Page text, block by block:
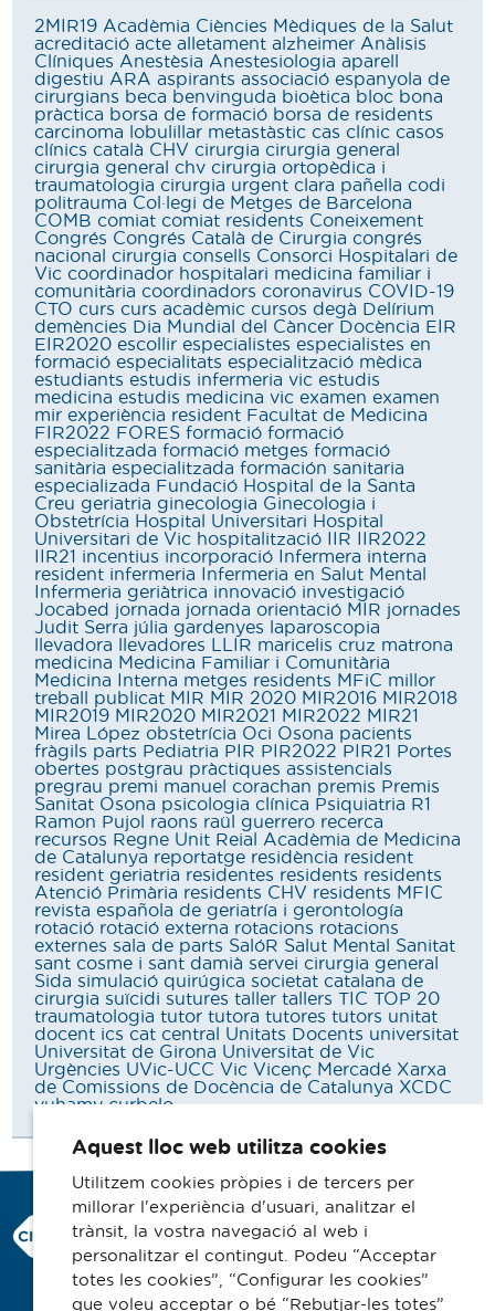
2MIR19 Acadèmia Ciències Mèdiques de la Salut
acreditació acte alletament alzheimer Anàlisis
Clíniques Anestèsia Anestesiologia aparell
digestiu ARA aspirants associació espanyola de
cirurgians beca benvinguda bioètica bloc bona
pràctica borsa de formació borsa de residents
carcinoma lobulillar metastàstic cas clínic casos
clínics català CHV cirurgia cirurgia general
cirurgia general chv cirurgia ortopèdica i
traumatologia cirurgia urgent clara pañella codi
politrauma Col·legi de Metges de Barcelona
COMB comiat comiat residents Coneixement
Congrés Congrés Català de Cirurgia congrés
nacional cirurgia consells Consorci Hospitalari de
Vic coordinador hospitalari medicina familiar i
comunitària coordinadors coronavirus COVID-19
CTO curs curs acadèmic cursos degà Delírium
demències Dia Mundial del Càncer Docència EIR
EIR2020 escollir especialistes especialistes en
formació especialitats especialització mèdica
estudiants estudis infermeria vic estudis
medicina estudis medicina vic examen examen
mir experiència resident Facultat de Medicina
FIR2022 FORES formació formació
especialitzada formació metges formació
sanitària especialitzada formación sanitaria
especializada Fundació Hospital de la Santa
Creu geriatria ginecologia Ginecologia i
Obstetrícia Hospital Universitari Hospital
Universitari de Vic hospitalització IIR IIR2022
IIR21 incentius incorporació Infermera interna
resident infermeria Infermeria en Salut Mental
Infermeria geriàtrica innovació investigació
Jocabed jornada jornada orientació MIR jornades
Judit Serra júlia gardenyes laparoscopia
llevadora llevadores LLIR maricelis cruz matrona
medicina Medicina Familiar i Comunitària
Medicina Interna metges residents MFiC millor
treball publicat MIR MIR 2020 MIR2016 MIR2018
MIR2019 MIR2020 MIR2021 MIR2022 MIR21
Mirea López obstetrícia Oci Osona pacients
fràgils parts Pediatria PIR PIR2022 PIR21 Portes
obertes postgrau pràctiques assistencials
pregrau premi manuel corachan premis Premis
Sanitat Osona psicologia clínica Psiquiatria R1
Ramon Pujol raons raül guerrero recerca
recursos Regne Unit Reial Acadèmia de Medicina
de Catalunya reportatge residència resident
resident geriatria residentes residents residents
Atenció Primària residents CHV residents MFIC
revista española de geriatría i gerontología
rotació rotació externa rotacions rotacions
externes sala de parts SalóR Salut Mental Sanitat
sant cosme i sant damià servei cirurgia general
Sida simulació quirúgica societat catalana de
cirurgia suïcidi sutures taller tallers TIC TOP 20
traumatologia tutor tutora tutores tutors unitat
docent ics cat central Unitats Docents universitat
Universitat de Girona Universitat de Vic
Urgències UVic-UCC Vic Vicenç Mercadé Xarxa
de Comissions de Docència de Catalunya XCDC
yuhamy curbelo
Consorci Hospitalari de Vic
Carrer Francesc Pla 'El Vigatà', 1
08500 Vic
Telèfon 93 702 77 16
Aquest lloc web utilitza cookies
Utilitzem cookies pròpies i de tercers per
millorar l'experiència d'usuari, analitzar el
trànsit, la vostra navegació al web i
personalitzar el contingut. Podeu “Acceptar
totes les cookies”, “Configurar les cookies”
que voleu acceptar o bé “Rebutjar-les totes”